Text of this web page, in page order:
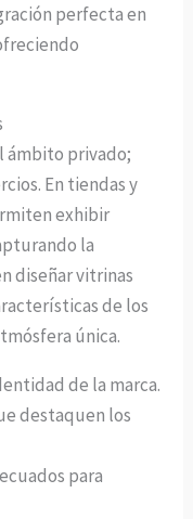
perfecta en
ámbito privado;
En tiendas y
exhibir
la
diseñar vitrinas
de los
única.
de la marca.
destaquen los
para